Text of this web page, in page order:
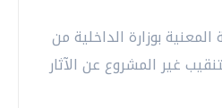
بوزارة الداخلية من
غير المشروع عن الآثار